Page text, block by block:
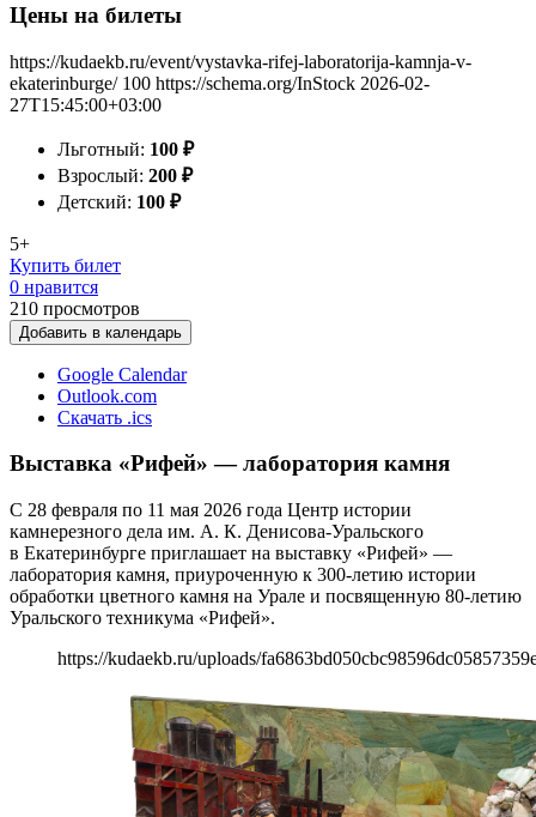
Цены на билеты
https://kudaekb.ru/event/vystavka-rifej-laboratorija-kamnja-v-
ekaterinburge/ 100 https://schema.org/InStock 2026-02-
27T15:45:00+03:00
Льготный: 100 ₽
Взрослый: 200 ₽
Детский: 100 ₽
5+
Купить билет
0 нравится
210 просмотров
Добавить в календарь
Google Calendar
Outlook.com
Скачать .ics
Выставка «Рифей» — лаборатория камня
С 28 февраля по 11 мая 2026 года Центр истории
камнерезного дела им. А. К. Денисова-Уральского
в Екатеринбурге приглашает на выставку «Рифей» —
лаборатория камня, приуроченную к 300-летию истории
обработки цветного камня на Урале и посвященную 80-летию
Уральского техникума «Рифей».
https://kudaekb.ru/uploads/